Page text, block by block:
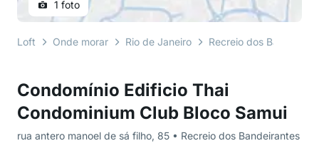
Condomínio Edificio Thai
Condominium Club Bloco Samui
rua antero manoel de sá filho, 85 • Recreio dos Bandeirantes
1 foto
Loft Onde morar Rio de Janeiro Recreio dos